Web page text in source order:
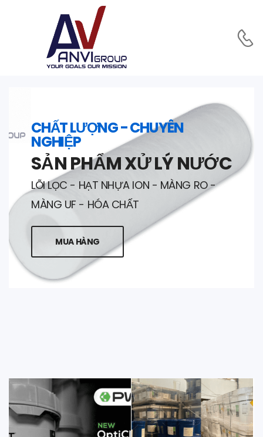
CHẤT LƯỢNG - CHUYÊN
NGHIỆP
SẢN PHẨM XỬ LÝ NƯỚC
LÕI LỌC - HẠT NHỰA ION - MÀNG RO -
MÀNG UF - HÓA CHẤT
MUA HÀNG